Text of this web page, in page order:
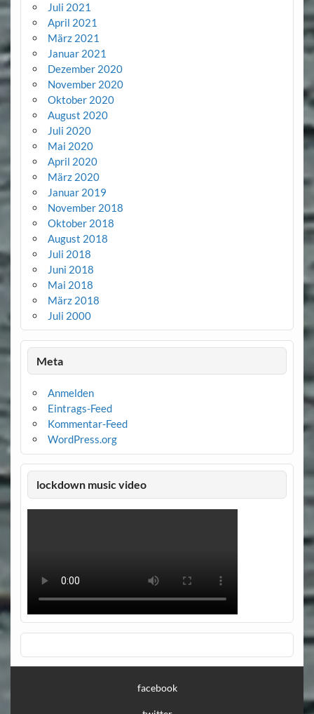
Juli 2021
April 2021
März 2021
Januar 2021
Dezember 2020
November 2020
Oktober 2020
August 2020
Juli 2020
Mai 2020
April 2020
März 2020
Januar 2019
November 2018
Oktober 2018
August 2018
Juli 2018
Juni 2018
Mai 2018
März 2018
Juli 2000
Meta
Anmelden
Eintrags-Feed
Kommentar-Feed
WordPress.org
lockdown music video
facebook